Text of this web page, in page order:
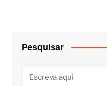
Pesquisar